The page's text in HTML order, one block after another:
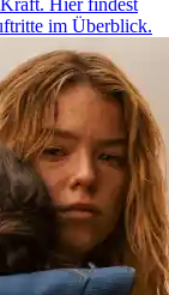
im Überblick.